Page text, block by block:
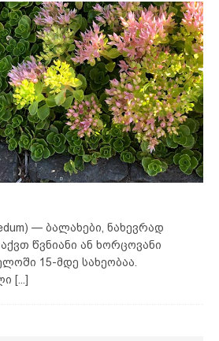
— ბალახები, ნახევრად
აქვთ წვნიანი ან ხორცოვანი
15-მდე სახეობაა.
[...]